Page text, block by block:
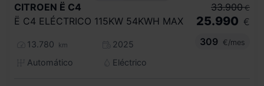
CITROEN Ë C4
Ë C4 ELÉCTRICO 115KW 54KWH MAX
13.780 km
2025
Automático
Eléctrico
33.900 €
25.990 €
309
€/mes